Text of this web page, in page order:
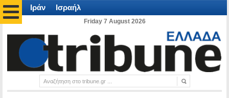
Ιράν Ισραήλ
Friday 7 August 2026